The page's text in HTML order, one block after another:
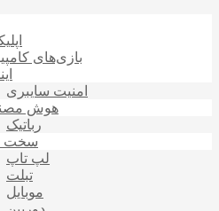
بازی‌های
امنیت سایبری
هوش
رباتیک
سخت
لپ تاپ
تبلت
موبایل